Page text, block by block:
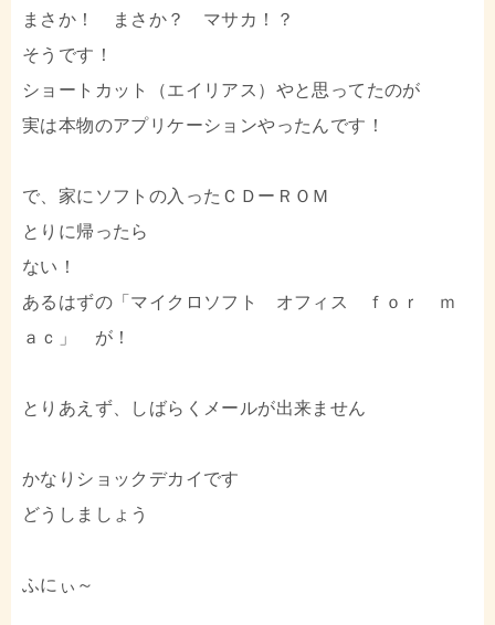
まさか！ まさか？ マサカ！？
そうです！
ショートカット（エイリアス）やと思ってたのが
実は本物のアプリケーションやったんです！
で、家にソフトの入ったＣＤーＲＯＭ
とりに帰ったら
ない！
あるはずの「マイクロソフト オフィス ｆｏｒ ｍ
ａｃ」 が！
とりあえず、しばらくメールが出来ません
かなりショックデカイです
どうしましょう
ふにぃ～